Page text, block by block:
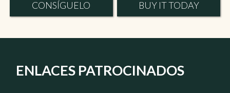
CONSÍGUELO BUY IT TODAY
ENLACES PATROCINADOS